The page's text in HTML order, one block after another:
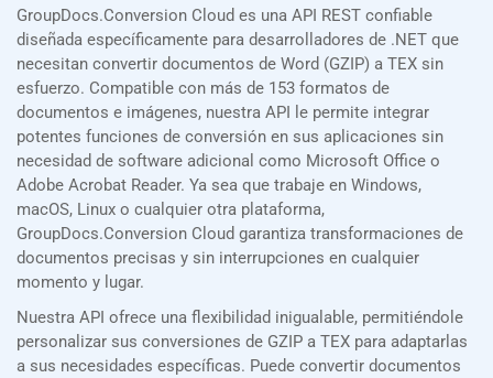
GroupDocs.Conversion Cloud es una API REST confiable
diseñada específicamente para desarrolladores de .NET que
necesitan convertir documentos de Word (GZIP) a TEX sin
esfuerzo. Compatible con más de 153 formatos de
documentos e imágenes, nuestra API le permite integrar
potentes funciones de conversión en sus aplicaciones sin
necesidad de software adicional como Microsoft Office o
Adobe Acrobat Reader. Ya sea que trabaje en Windows,
macOS, Linux o cualquier otra plataforma,
GroupDocs.Conversion Cloud garantiza transformaciones de
documentos precisas y sin interrupciones en cualquier
momento y lugar.
Nuestra API ofrece una flexibilidad inigualable, permitiéndole
personalizar sus conversiones de GZIP a TEX para adaptarlas
a sus necesidades específicas. Puede convertir documentos